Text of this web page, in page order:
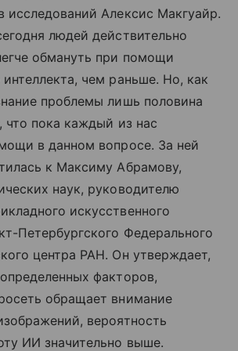
исследований Алексис Макгуайр.
людей действительно
обмануть при помощи
интеллекта, чем раньше. Но, как
проблемы лишь половина
что пока каждый из нас
в данном вопросе. За ней
к Максиму Абрамову,
наук, руководителю
искусственного
Петербургского Федерального
центра РАН. Он утверждает,
факторов,
обращает внимание
вероятность
ИИ значительно выше.